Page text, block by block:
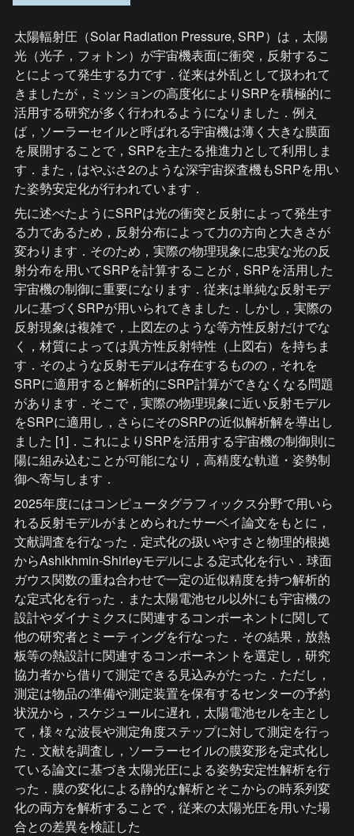
太陽輻射圧（Solar Radiation Pressure, SRP）は，太陽
光（光子，フォトン）が宇宙機表面に衝突，反射するこ
とによって発生する力です．従来は外乱として扱われて
きましたが，ミッションの高度化によりSRPを積極的に
活用する研究が多く行われるようになりました．例え
ば，ソーラーセイルと呼ばれる宇宙機は薄く大きな膜面
を展開することで，SRPを主たる推進力として利用しま
す．また，はやぶさ2のような深宇宙探査機もSRPを用い
た姿勢安定化が行われています．
先に述べたようにSRPは光の衝突と反射によって発生す
る力であるため，反射分布によって力の方向と大きさが
変わります．そのため，実際の物理現象に忠実な光の反
射分布を用いてSRPを計算することが，SRPを活用した
宇宙機の制御に重要になります．従来は単純な反射モデ
ルに基づくSRPが用いられてきました．しかし，実際の
反射現象は複雑で，上図左のような等方性反射だけでな
く，材質によっては異方性反射特性（上図右）を持ちま
す．そのような反射モデルは存在するものの，それを
SRPに適用すると解析的にSRP計算ができなくなる問題
があります．そこで，実際の物理現象に近い反射モデル
をSRPに適用し，さらにそのSRPの近似解析解を導出し
ました [1]．これによりSRPを活用する宇宙機の制御則に
陽に組み込むことが可能になり，高精度な軌道・姿勢制
御へ寄与します．
2025年度にはコンピュータグラフィックス分野で用いら
れる反射モデルがまとめられたサーベイ論文をもとに，
文献調査を行なった．定式化の扱いやすさと物理的根拠
からAshikhmin-Shirleyモデルによる定式化を行い．球面
ガウス関数の重ね合わせで一定の近似精度を持つ解析的
な定式化を行った．また太陽電池セル以外にも宇宙機の
設計やダイナミクスに関連するコンポーネントに関して
他の研究者とミーティングを行なった．その結果，放熱
板等の熱設計に関連するコンポーネントを選定し，研究
協力者から借りて測定できる見込みがたった．ただし，
測定は物品の準備や測定装置を保有するセンターの予約
状況から，スケジュールに遅れ，太陽電池セルを主とし
て，様々な波長や測定角度ステップに対して測定を行っ
た．文献を調査し，ソーラーセイルの膜変形を定式化し
ている論文に基づき太陽光圧による姿勢安定性解析を行
った．膜の変化による静的な解析とそこからの時系列変
化の両方を解析することで，従来の太陽光圧を用いた場
合との差異を検証した